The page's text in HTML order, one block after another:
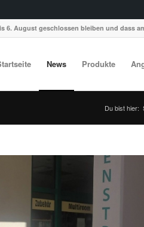
6. August geschlossen bleiben und dass
News Produkte
Du bist hier: